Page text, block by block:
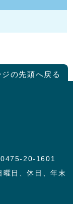
ジの先頭へ戻る
20-1601
日、休日、年末